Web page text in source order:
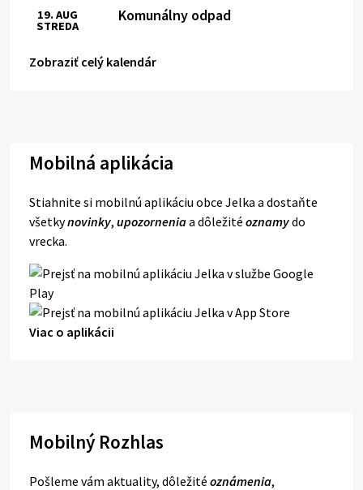
Komunálny odpad
19. AUG
STREDA
Zobraziť celý kalendár
Mobilná aplikácia
Stiahnite si mobilnú aplikáciu obce Jelka a dostaňte
všetkynovinky, upozorneniaa dôležité oznamydo
vrecka.
Viac o aplikácii
Mobilný Rozhlas
Pošleme vám aktuality, dôležité oznámenia,